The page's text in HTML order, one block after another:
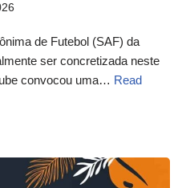
de Futebol (SAF) da
ser concretizada neste
convocou uma… Read